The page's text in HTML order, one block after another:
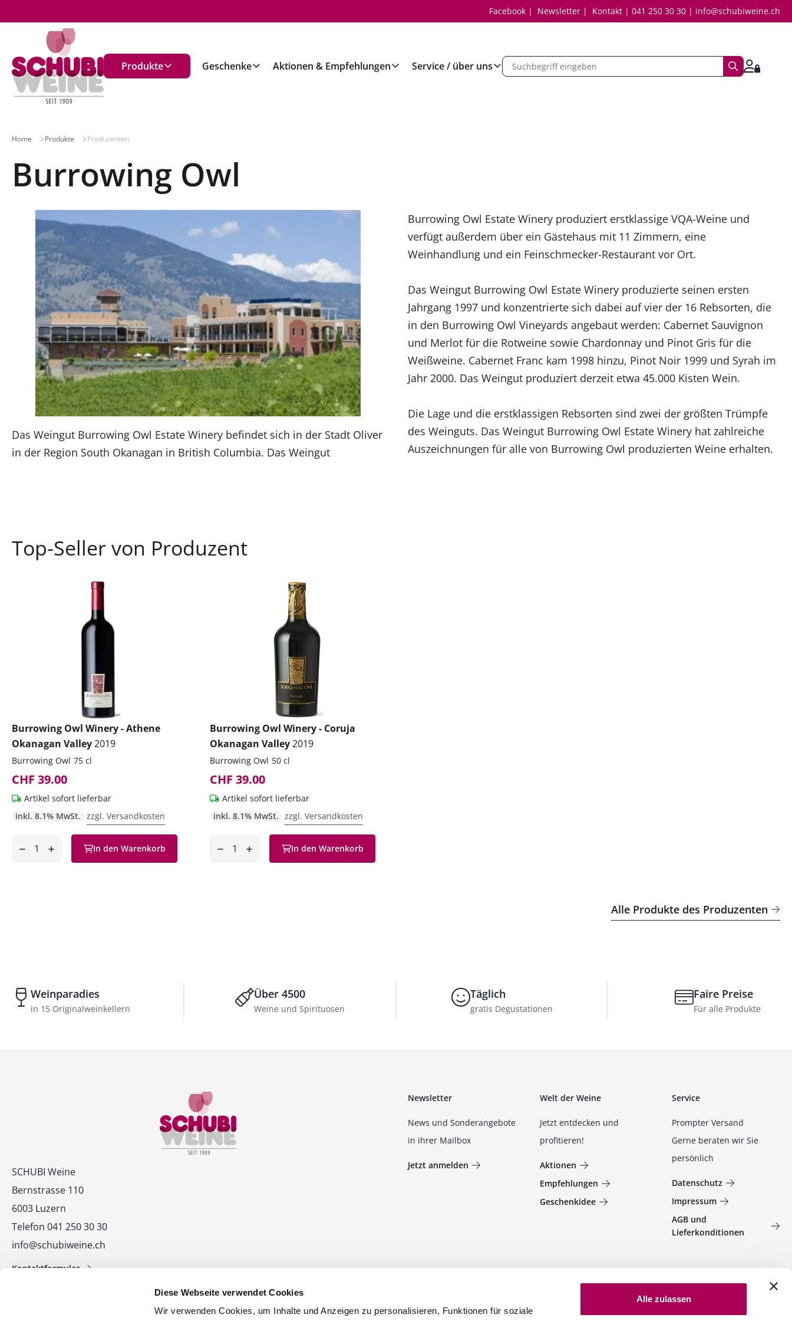
Diese Webseite verwendet Cookies
Wir verwenden Cookies, um Inhalte und Anzeigen zu personalisieren, Funktionen für soziale
Alle zulassen
Facebook Newsletter Kontakt 041 250 30 30 info@schubiweine.ch
Produkte Geschenke Aktionen & Empfehlungen Service / über uns
Home Produkte Produzenten
Burrowing Owl
Das Weingut Burrowing Owl Estate Winery befindet sich in der Stadt Oliver
in der Region South Okanagan in British Columbia. Das Weingut
Burrowing Owl Estate Winery produziert erstklassige VQA-Weine und
verfügt außerdem über ein Gästehaus mit 11 Zimmern, eine
Weinhandlung und ein Feinschmecker-Restaurant vor Ort.
Das Weingut Burrowing Owl Estate Winery produzierte seinen ersten
Jahrgang 1997 und konzentrierte sich dabei auf vier der 16 Rebsorten, die
in den Burrowing Owl Vineyards angebaut werden: Cabernet Sauvignon
und Merlot für die Rotweine sowie Chardonnay und Pinot Gris für die
Weißweine. Cabernet Franc kam 1998 hinzu, Pinot Noir 1999 und Syrah im
Jahr 2000. Das Weingut produziert derzeit etwa 45.000 Kisten Wein.
Die Lage und die erstklassigen Rebsorten sind zwei der größten Trümpfe
des Weinguts. Das Weingut Burrowing Owl Estate Winery hat zahlreiche
Auszeichnungen für alle von Burrowing Owl produzierten Weine erhalten.
Top-Seller von Produzent
Burrowing Owl Winery - Athene
Okanagan Valley2019
Burrowing Owl 75 cl
CHF 39.00
Artikel sofort lieferbar
inkl. 8.1% MwSt. zzgl. Versandkosten
In den Warenkorb
Burrowing Owl Winery - Coruja
Okanagan Valley2019
Burrowing Owl 50 cl
CHF 39.00
Artikel sofort lieferbar
inkl. 8.1% MwSt. zzgl. Versandkosten
In den Warenkorb
Alle Produkte des Produzenten
Weinparadies
in 15 Originalweinkellern
Über 4500
Weine und Spirituosen
Täglich
gratis Degustationen
Faire Preise
Für alle Produkte
Kontakt
SCHUBI Weine
Bernstrasse 110
6003 Luzern
Telefon 041 250 30 30
info@schubiweine.ch
Kontaktformular
Newsletter
News und Sonderangebote
in ihrer Mailbox
Jetzt anmelden
Welt der Weine
Jetzt entdecken und
profitieren!
Aktionen
Empfehlungen
Geschenkidee
Service
Prompter Versand
Gerne beraten wir Sie
persönlich
Datenschutz
Impressum
AGB und
Lieferkonditionen